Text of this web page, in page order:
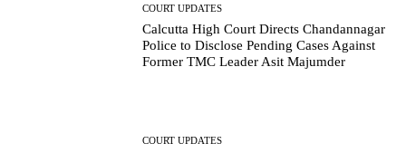
COURT UPDATES
Calcutta High Court Directs Chandannagar
Police to Disclose Pending Cases Against
Former TMC Leader Asit Majumder
COURT UPDATES